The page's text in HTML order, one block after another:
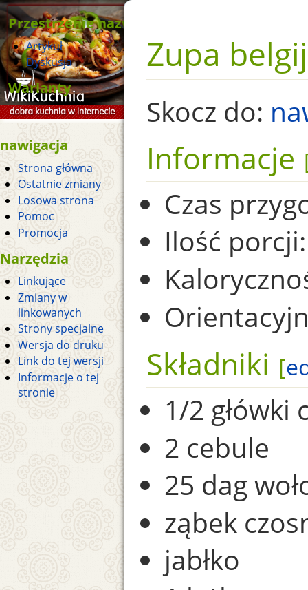
Zupa
Skocz do:
Informacje
Czas
Ilość porcji:
Składniki [
1/2 główki
2 cebule
25 dag
ząbek
jabłko
Przestrzenie nazw
Artykuł
Dyskusja
Warianty
nawigacja
Strona główna
Ostatnie zmiany
Losowa strona
Pomoc
Promocja
Narzędzia
Linkujące
Zmiany w
linkowanych
Strony specjalne
Wersja do druku
Link do tej wersji
Informacje o tej
stronie